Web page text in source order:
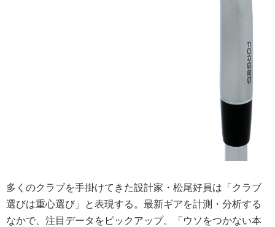
多くのクラブを手掛けてきた設計家・松尾好員は「クラブ
選びは重心選び」と表現する。最新ギアを計測・分析する
なかで、注目データをピックアップ。「ウソをつかない本